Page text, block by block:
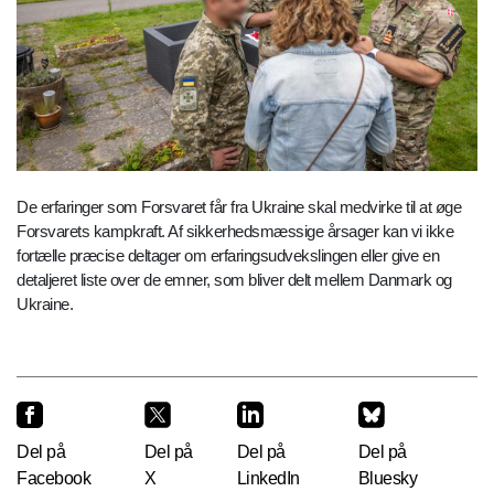
De erfaringer som Forsvaret får fra Ukraine skal medvirke til at øge
Forsvarets kampkraft. Af sikkerhedsmæssige årsager kan vi ikke
fortælle præcise deltager om erfaringsudvekslingen eller give en
detaljeret liste over de emner, som bliver delt mellem Danmark og
Ukraine.
Del på
Facebook
Del på
X
Del på
LinkedIn
Del på
Bluesky